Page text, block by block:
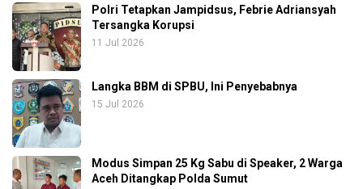
Polri Tetapkan Jampidsus, Febrie Adriansyah
Tersangka Korupsi
11 Jul 2026
Langka BBM di SPBU, Ini Penyebabnya
15 Jul 2026
Modus Simpan 25 Kg Sabu di Speaker, 2 Warga
Aceh Ditangkap Polda Sumut